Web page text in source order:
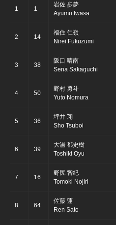
1 1
岩佐 歩夢
Ayumu Iwasa
2 14
福住 仁嶺
Nirei Fukuzumi
3 38
阪口 晴南
Sena Sakaguchi
4 50
野村 勇斗
Yuto Nomura
5 36
坪井 翔
Sho Tsuboi
6 39
大湯 都史樹
Toshiki Oyu
7 16
野尻 智紀
Tomoki Nojiri
8 64
佐藤 蓮
Ren Sato